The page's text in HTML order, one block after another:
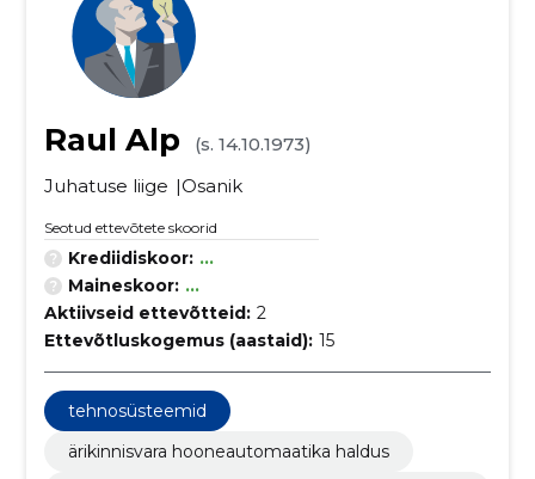
Raul Alp
(s. 14.10.1973)
Juhatuse liige
Osanik
Seotud ettevõtete skoorid
Krediidiskoor: ...
Maineskoor: ...
Aktiivseid ettevõtteid: 2
Ettevõtluskogemus (aastaid): 15
tehnosüsteemid
ärikinnisvara hooneautomaatika haldus